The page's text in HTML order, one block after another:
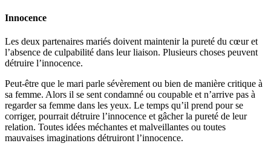
Innocence
Les deux partenaires mariés doivent maintenir la pureté du cœur et
l’absence de culpabilité dans leur liaison. Plusieurs choses peuvent
détruire l’innocence.
Peut-être que le mari parle sévèrement ou bien de manière critique à
sa femme. Alors il se sent condamné ou coupable et n’arrive pas à
regarder sa femme dans les yeux. Le temps qu’il prend pour se
corriger, pourrait détruire l’innocence et gâcher la pureté de leur
relation. Toutes idées méchantes et malveillantes ou toutes
mauvaises imaginations détruiront l’innocence.